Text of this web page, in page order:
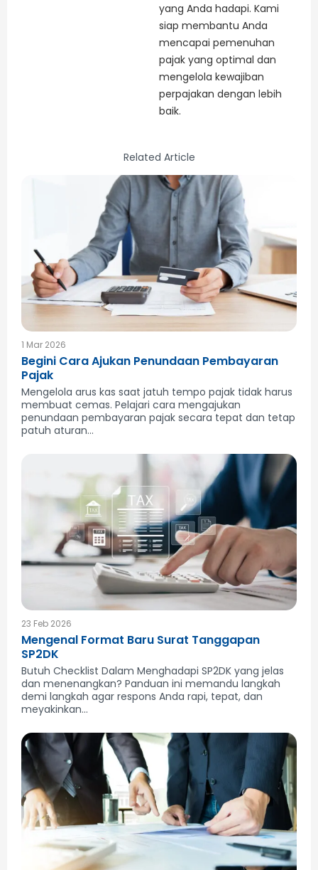
yang Anda hadapi. Kami
siap membantu Anda
mencapai pemenuhan
pajak yang optimal dan
mengelola kewajiban
perpajakan dengan lebih
baik.
Related Article
1 Mar 2026
Begini Cara Ajukan Penundaan Pembayaran
Pajak
Mengelola arus kas saat jatuh tempo pajak tidak harus
membuat cemas. Pelajari cara mengajukan
penundaan pembayaran pajak secara tepat dan tetap
patuh aturan...
23 Feb 2026
Mengenal Format Baru Surat Tanggapan
SP2DK
Butuh Checklist Dalam Menghadapi SP2DK yang jelas
dan menenangkan? Panduan ini memandu langkah
demi langkah agar respons Anda rapi, tepat, dan
meyakinkan...